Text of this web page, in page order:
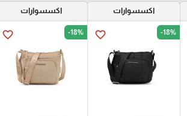
اكسسوارات
favorite_border -18%
اكسسوارات
favorite_border -18%